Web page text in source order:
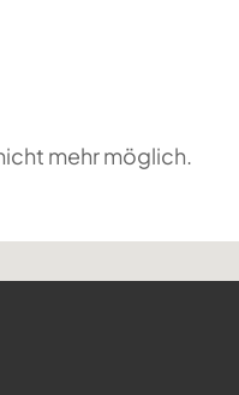
mehr möglich.